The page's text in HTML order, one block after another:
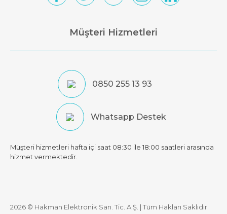
Müşteri Hizmetleri
0850 255 13 93
Whatsapp Destek
Müşteri hizmetleri hafta içi saat 08:30 ile 18:00 saatleri arasında
hizmet vermektedir.
2026 © Hakman Elektronik San. Tic. A.Ş. | Tüm Hakları Saklıdır.